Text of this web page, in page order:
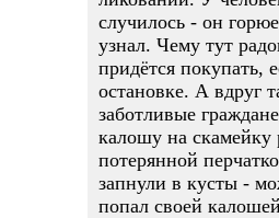
случилось - он
узнал. Чему тут
придётся покупать,
остановке. А вдруг
заботливые
калошу на скамейку
потерянной
запнули в кусты -
попал своей